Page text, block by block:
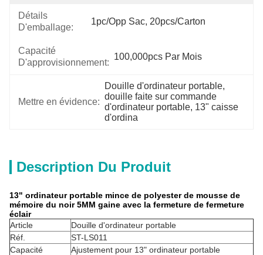
Détails
D'emballage:
1pc/opp Sac, 20pcs/carton
Capacité
D'approvisionnement:
100,000pcs Par Mois
Mettre en évidence:
Douille d'ordinateur portable,
douille faite sur commande
d'ordinateur portable, 13" caisse
d'ordina
Description Du Produit
13" ordinateur portable mince de polyester de mousse de
mémoire du noir 5MM gaine avec la fermeture de fermeture
éclair
Article
Douille d'ordinateur portable
Réf.
ST-LS011
Capacité
Ajustement pour 13" ordinateur portable